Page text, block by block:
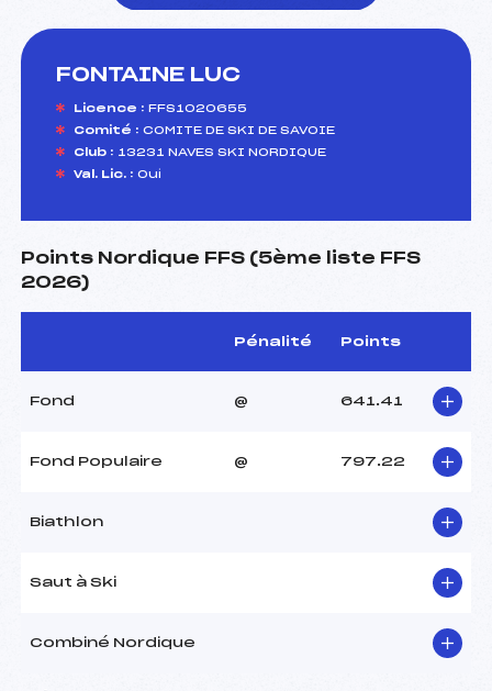
FONTAINE LUC
Licence : FFS1020655
Comité : COMITE DE SKI DE SAVOIE
Club : 13231 NAVES SKI NORDIQUE
Val. Lic. : Oui
Points Nordique FFS (5ème liste FFS
2026)
Pénalité Points
Fond @ 641.41
Fond Populaire @ 797.22
Biathlon
Saut à Ski
Combiné Nordique